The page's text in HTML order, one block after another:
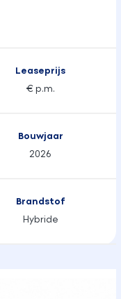
Leaseprijs
€ p.m.
Bouwjaar
2026
Brandstof
Hybride